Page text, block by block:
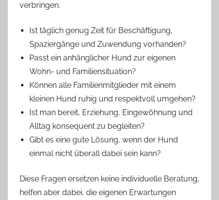
verbringen.
Ist täglich genug Zeit für Beschäftigung,
Spaziergänge und Zuwendung vorhanden?
Passt ein anhänglicher Hund zur eigenen
Wohn- und Familiensituation?
Können alle Familienmitglieder mit einem
kleinen Hund ruhig und respektvoll umgehen?
Ist man bereit, Erziehung, Eingewöhnung und
Alltag konsequent zu begleiten?
Gibt es eine gute Lösung, wenn der Hund
einmal nicht überall dabei sein kann?
Diese Fragen ersetzen keine individuelle Beratung,
helfen aber dabei, die eigenen Erwartungen